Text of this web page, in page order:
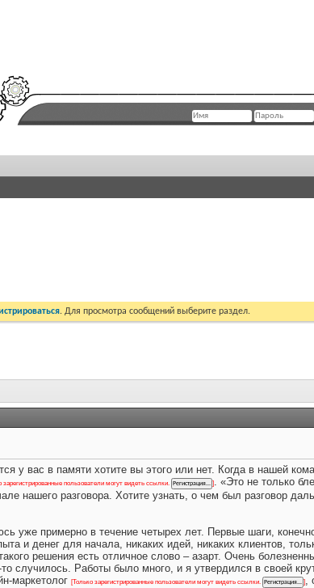
. Для просмотра сообщений выберите раздел.
у вас в памяти хотите вы этого или нет. Когда в нашей
зарегистрированные пользователи могут видеть ссылки. ] . «Это не только
нашего разговора. Хотите узнать, о чем был разговор
уже примерно в течение четырех лет. Первые шаги,
и денег для начала, никаких идей, никаких клиентов,
решения есть отличное слово – азарт. Очень
случилось. Работы было много, и я утвердился в своей
маркетолог [Только зарегистрированные пользователи могут видеть ссылки. ] ,